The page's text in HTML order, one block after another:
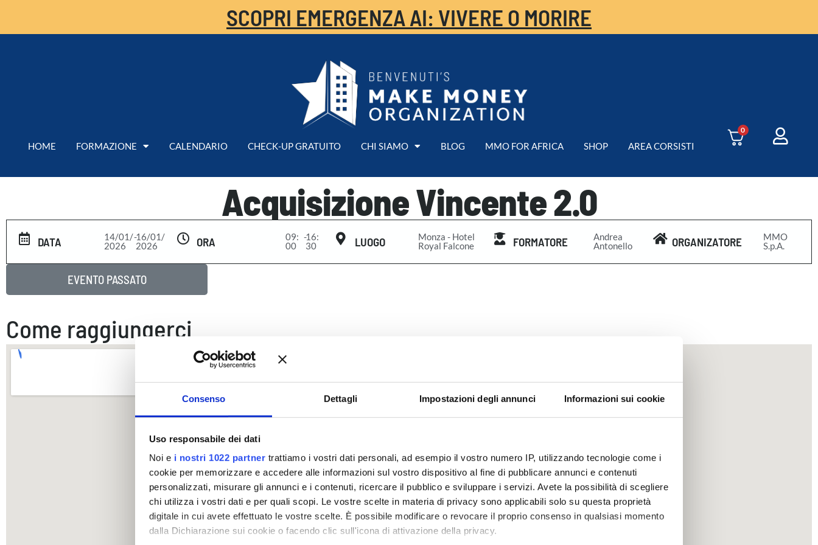
Consenso Dettagli Impostazioni degli annunci Informazioni sui cookie
Uso responsabile dei dati
Noi e i nostri 1022 partner trattiamo i vostri dati personali, ad esempio il vostro numero IP, utilizzando tecnologie come i
cookie per memorizzare e accedere alle informazioni sul vostro dispositivo al fine di pubblicare annunci e contenuti
personalizzati, misurare gli annunci e i contenuti, ricercare il pubblico e sviluppare i servizi. Avete la possibilità di scegliere
chi utilizza i vostri dati e per quali scopi. Le vostre scelte in materia di privacy sono applicabili solo su questa proprietà
digitale in cui avete effettuato le vostre scelte. È possibile modificare o revocare il proprio consenso in qualsiasi momento
dalla Dichiarazione sui cookie o facendo clic sull'icona di attivazione della privacy.
SCOPRI EMERGENZA AI: VIVERE O MORIRE
HOME FORMAZIONE CALENDARIO CHECK-UP GRATUITO CHI SIAMO BLOG MMO FOR AFRICA SHOP AREA CORSISTI
0
Acquisizione Vincente 2.0
DATA
14/01/
2026
-16/01/
2026
ORA
09:
00
-16:
30
LUOGO
Monza - Hotel
Royal Falcone
FORMATORE
Andrea
Antonello
ORGANIZATORE
MMO
S.p.A.
EVENTO PASSATO
Come raggiungerci